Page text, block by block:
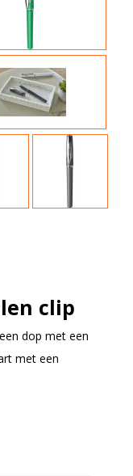
clip
dop met een
met een